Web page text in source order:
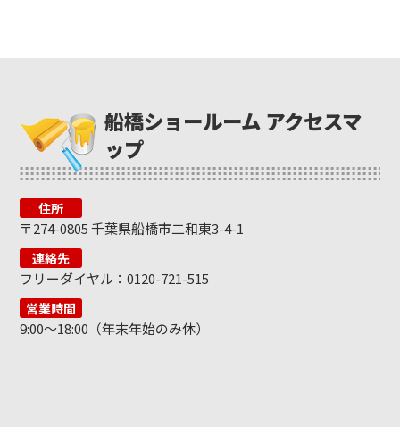
船橋ショールーム アクセスマ
ップ
住所
〒274-0805 千葉県船橋市二和東3-4-1
連絡先
フリーダイヤル：0120-721-515
営業時間
9:00～18:00（年末年始のみ休）